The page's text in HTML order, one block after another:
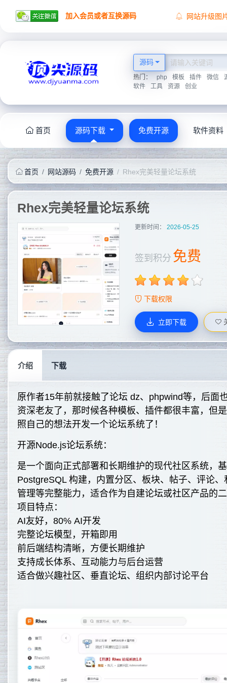
加入会员或者互换源码
网站升级图
源码
热门： php 模板 插件 微信
软件
工具 资源 创业
首页 源码下载 免费开源 软件资料
首页 网站源码 免费开源 Rhex完美轻量论坛系统
Rhex完美轻量论坛系统
更新时间： 2026-05-25
签到积分 免费
下载权限
立即下载
介绍 下载
原作者15年前就接触了论坛 dz、phpwind等，后面
资深老友了，那时候各种模板、插件都很丰富，但
照自己的想法开发一个论坛系统了！
开源Node.js论坛系统：
是一个面向正式部署和长期维护的现代社区系统，
PostgreSQL 构建，内置分区、板块、帖子、评论
管理等完整能力，适合作为自建论坛或社区产品的
项目特点：
AI友好，80% AI开发
完整论坛模型，开箱即用
前后端结构清晰，方便长期维护
支持成长体系、互动能力与后台运营
适合做兴趣社区、垂直论坛、组织内部讨论平台